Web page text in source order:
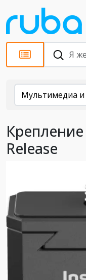
Каталог
Мультимедиа и
Release